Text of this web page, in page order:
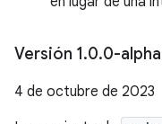
Versión 1.0.0-
4 de octubre de 2023